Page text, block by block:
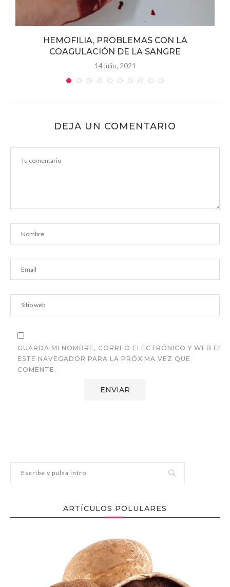
HEMOFILIA, PROBLEMAS CON LA
COAGULACIÓN DE LA SANGRE
14 julio, 2021
DEJA UN COMENTARIO
GUARDA MI NOMBRE, CORREO ELECTRÓNICO Y WEB EN
ESTE NAVEGADOR PARA LA PRÓXIMA VEZ QUE
COMENTE.
ARTÍCULOS POLULARES